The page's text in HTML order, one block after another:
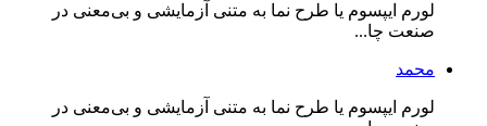
لورم ایپسوم یا طرح‌ نما به متنی آزمایشی و بی‌معنی در
صنعت چا...
محمد
لورم ایپسوم یا طرح‌ نما به متنی آزمایشی و بی‌معنی در